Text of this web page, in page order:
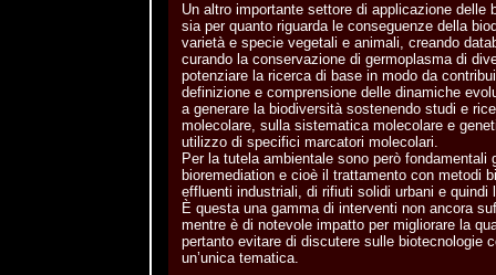
Un altro importante settore di applicazione delle
sia per quanto riguarda le conseguenze della
varietà e specie vegetali e animali, creando
curando la conservazione di germoplasma di
potenziare la ricerca di base in modo da
definizione e comprensione delle dinamiche
a generare la biodiversità sostenendo studi e
molecolare, sulla sistematica molecolare e
utilizzo di specifici marcatori molecolari.
Per la tutela ambientale sono però
bioremediation e cioè il trattamento con metodi
effluenti industriali, di rifiuti solidi urbani e quindi
È questa una gamma di interventi non ancora
mentre è di notevole impatto per migliorare la
pertanto evitare di discutere sulle biotecnologie
un’unica tematica.